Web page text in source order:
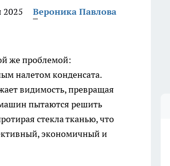
2025
Вероника Павлова
же проблемой:
налетом конденсата.
видимость, превращая
пытаются решить
стекла тканью, что
экономичный и